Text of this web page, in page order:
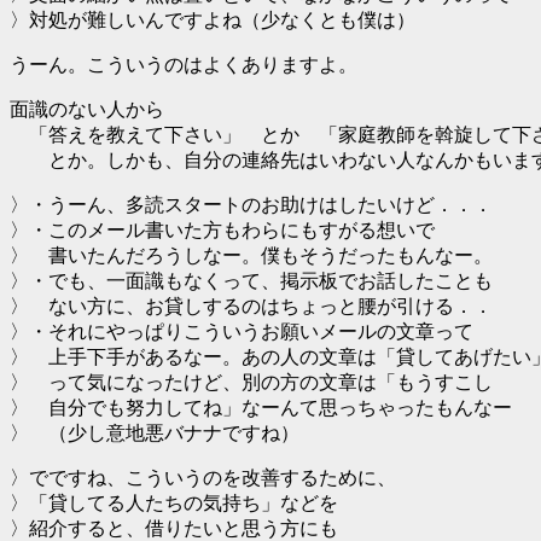
〉対処が難しいんですよね（少なくとも僕は）
うーん。こういうのはよくありますよ。
面識のない人から
「答えを教えて下さい」 とか 「家庭教師を斡旋して下
とか。しかも、自分の連絡先はいわない人なんかもいま
〉・うーん、多読スタートのお助けはしたいけど．．．
〉・このメール書いた方もわらにもすがる想いで
〉 書いたんだろうしなー。僕もそうだったもんなー。
〉・でも、一面識もなくって、掲示板でお話したことも
〉 ない方に、お貸しするのはちょっと腰が引ける．．
〉・それにやっぱりこういうお願いメールの文章って
〉 上手下手があるなー。あの人の文章は「貸してあげたい」
〉 って気になったけど、別の方の文章は「もうすこし
〉 自分でも努力してね」なーんて思っちゃったもんなー
〉 （少し意地悪バナナですね）
〉でですね、こういうのを改善するために、
〉「貸してる人たちの気持ち」などを
〉紹介すると、借りたいと思う方にも